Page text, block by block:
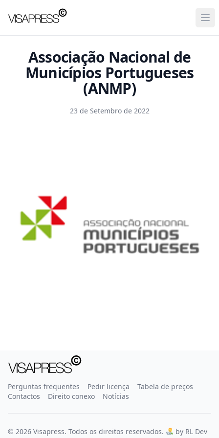
Visapress
Associação Nacional de
Municípios Portugueses
(ANMP)
23 de Setembro de 2022
Perguntas frequentes Pedir licença
Tabela de preços
Contactos
Direito conexo Notícias
© 2026 Visapress. Todos os direitos reservados. by RL Dev